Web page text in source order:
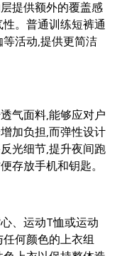
提供额外的覆盖感
。普通训练短裤通
活动,提供更简洁
气面料,能够应对户
加负担,而弹性设计
光细节,提升夜间跑
存放手机和钥匙。
、运动T恤或运动
何颜色的上衣组